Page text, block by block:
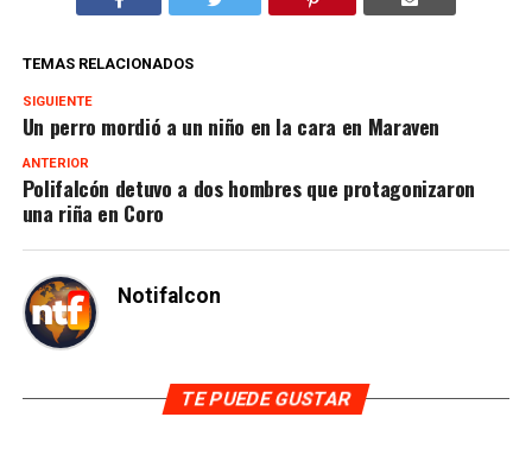
TEMAS RELACIONADOS
SIGUIENTE
Un perro mordió a un niño en la cara en Maraven
ANTERIOR
Polifalcón detuvo a dos hombres que protagonizaron
una riña en Coro
Notifalcon
TE PUEDE GUSTAR